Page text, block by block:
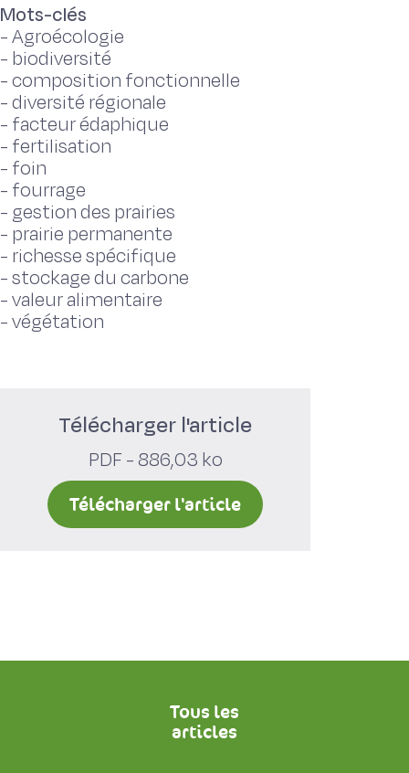
Mots-clés
-Agroécologie
- biodiversité
-composition fonctionnelle
-diversité régionale
- facteur édaphique
- fertilisation
- foin
- fourrage
- gestion des prairies
- prairie permanente
- richesse spécifique
-stockage du carbone
-valeur alimentaire
-végétation
Télécharger l'article
PDF - 886,03 ko
Télécharger l'article
Tous les
articles